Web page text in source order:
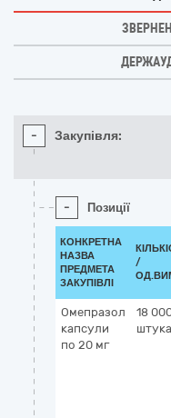
- Закупівля:
- Позиції
КОНКРЕТНА
НАЗВА
ПРЕДМЕТА
ЗАКУПІВЛІ
/
Омепразол
капсули
по 20 мг
18
штука